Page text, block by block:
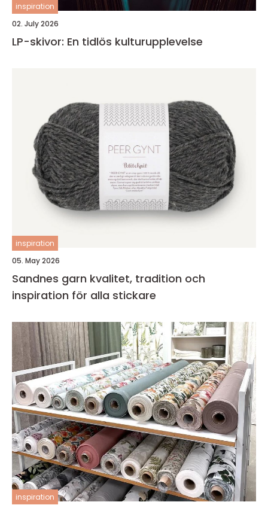
inspiration
02. July 2026
LP-skivor: En tidlös kulturupplevelse
inspiration
05. May 2026
Sandnes garn kvalitet, tradition och
inspiration för alla stickare
inspiration